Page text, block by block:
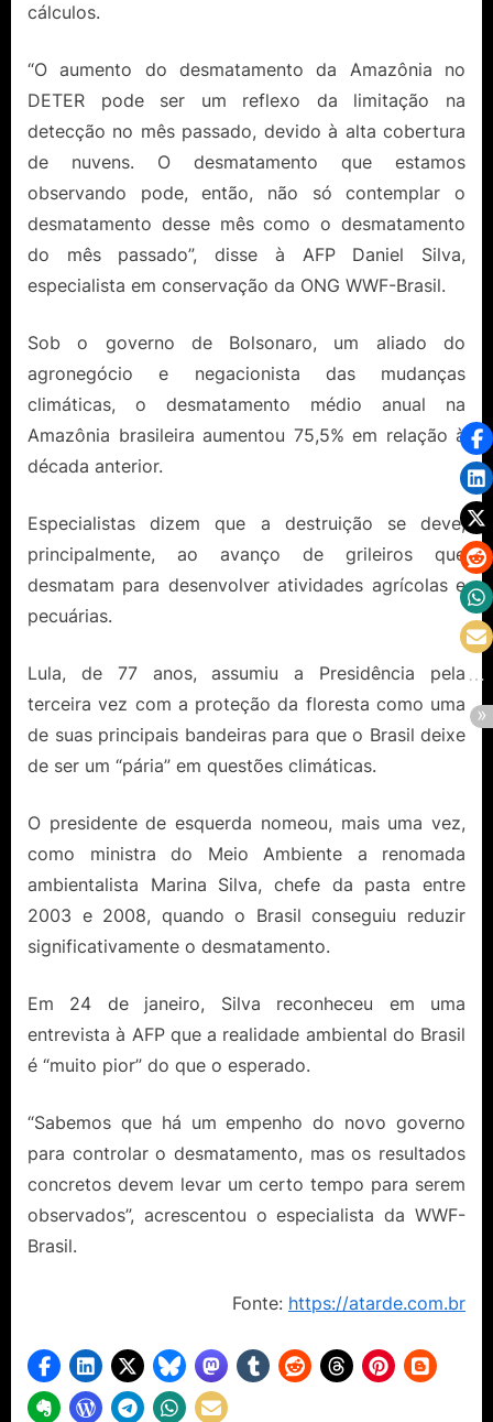
cálculos.
“O aumento do desmatamento da Amazônia no
DETER pode ser um reflexo da limitação na
detecção no mês passado, devido à alta cobertura
de nuvens. O desmatamento que estamos
observando pode, então, não só contemplar o
desmatamento desse mês como o desmatamento
do mês passado”, disse à AFP Daniel Silva,
especialista em conservação da ONG WWF-Brasil.
Sob o governo de Bolsonaro, um aliado do
agronegócio e negacionista das mudanças
climáticas, o desmatamento médio anual na
Amazônia brasileira aumentou 75,5% em relação à
década anterior.
Especialistas dizem que a destruição se deve,
principalmente, ao avanço de grileiros que
desmatam para desenvolver atividades agrícolas e
pecuárias.
Lula, de 77 anos, assumiu a Presidência pela
terceira vez com a proteção da floresta como uma
de suas principais bandeiras para que o Brasil deixe
de ser um “pária” em questões climáticas.
O presidente de esquerda nomeou, mais uma vez,
como ministra do Meio Ambiente a renomada
ambientalista Marina Silva, chefe da pasta entre
2003 e 2008, quando o Brasil conseguiu reduzir
significativamente o desmatamento.
Em 24 de janeiro, Silva reconheceu em uma
entrevista à AFP que a realidade ambiental do Brasil
é “muito pior” do que o esperado.
“Sabemos que há um empenho do novo governo
para controlar o desmatamento, mas os resultados
concretos devem levar um certo tempo para serem
observados”, acrescentou o especialista da WWF-
Brasil.
Fonte: https://atarde.com.br